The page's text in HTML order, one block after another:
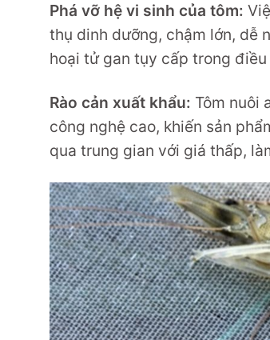
Phá vỡ hệ vi sinh của tôm:
thụ dinh dưỡng, chậm lớn, dễ
hoại tử gan tụy cấp trong
Rào cản xuất khẩu: Tôm nuôi
công nghệ cao, khiến sản
qua trung gian với giá thấp,